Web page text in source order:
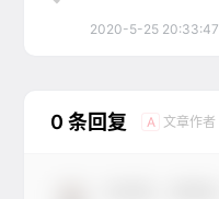
2020-5-25 20:33:47
0 条回复 A 文章作者